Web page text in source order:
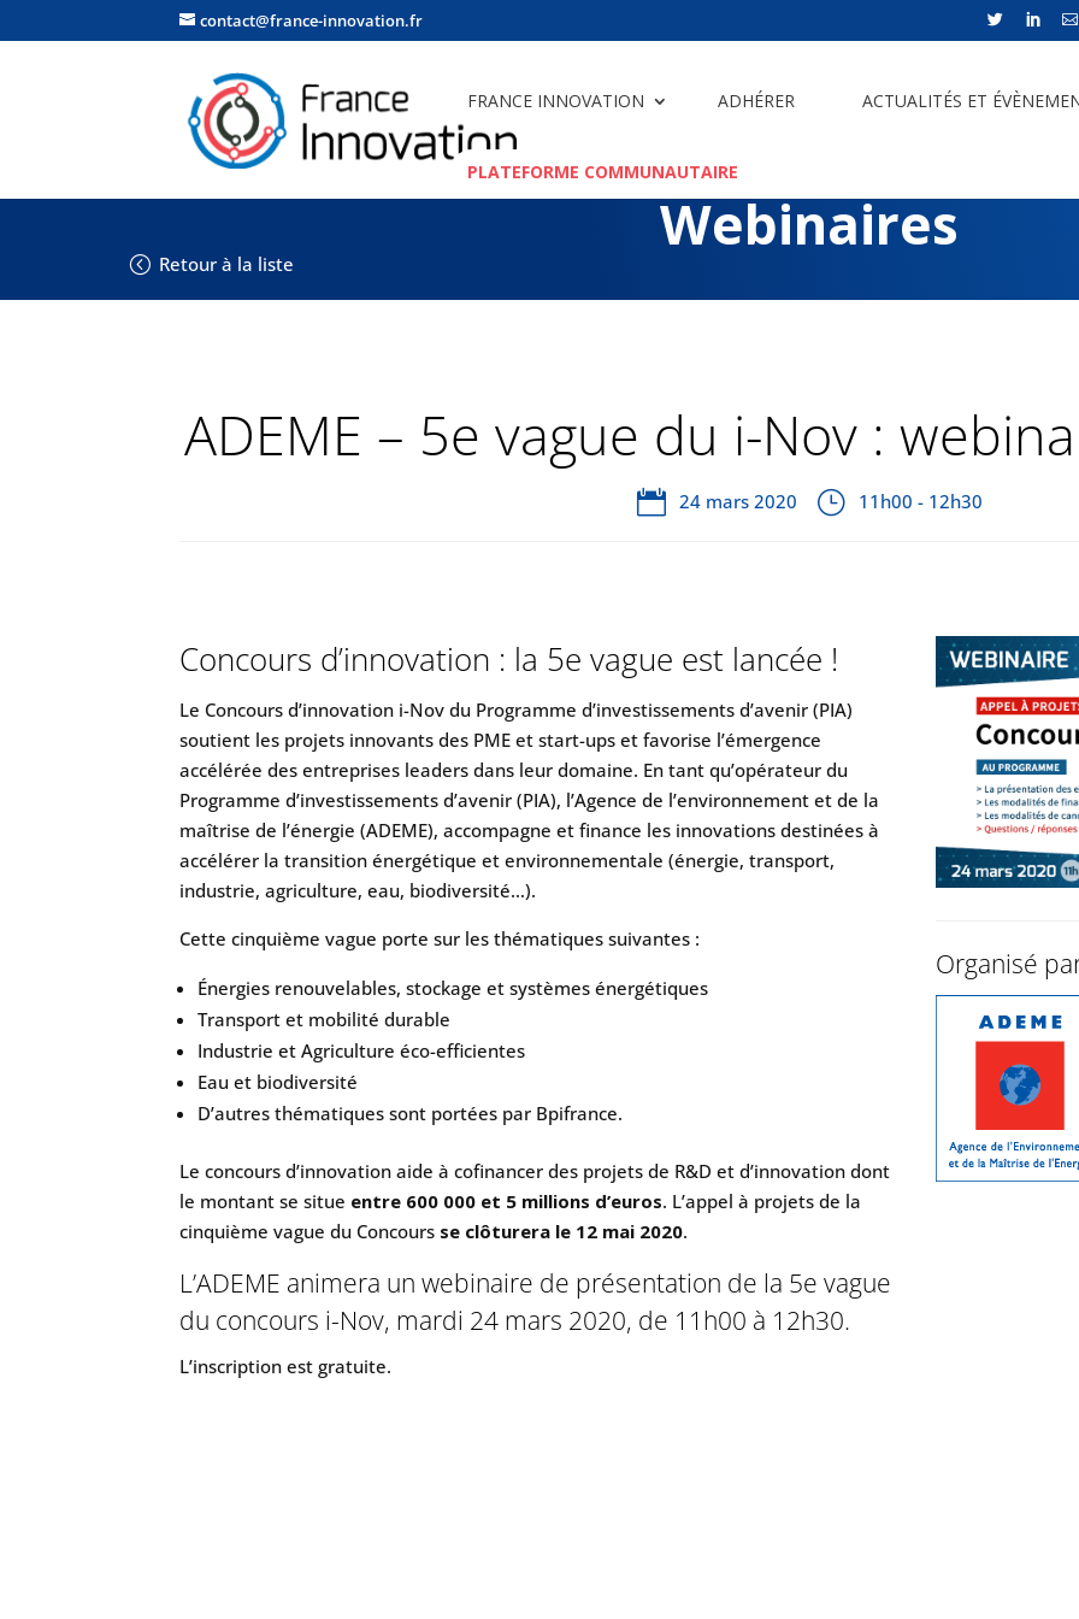
contact@france-innovation.fr   
FRANCE INNOVATION ADHÉRER ACTUALITÉS ET
PLATEFORME COMMUNAUTAIRE
Webinaires
Retour à la liste
ADEME – 5e vague du i-Nov :
24 mars 2020 11h00 - 12h30
Concours d’innovation : la 5e vague est lancée !
Le Concours d’innovation i-Nov du Programme d’investissements d’avenir (PIA)
soutient les projets innovants des PME et start-ups et favorise l’émergence
accélérée des entreprises leaders dans leur domaine. En tant qu’opérateur du
Programme d’investissements d’avenir (PIA), l’Agence de l’environnement et de la
maîtrise de l’énergie (ADEME), accompagne et finance les innovations destinées à
accélérer la transition énergétique et environnementale (énergie, transport,
industrie, agriculture, eau, biodiversité…).
Cette cinquième vague porte sur les thématiques suivantes :
Énergies renouvelables, stockage et systèmes énergétiques
Transport et mobilité durable
Industrie et Agriculture éco-efficientes
Eau et biodiversité
D’autres thématiques sont portées par Bpifrance.
Le concours d’innovation aide à cofinancer des projets de R&D et d’innovation dont
le montant se situe entre 600 000 et 5 millions d’euros. L’appel à projets de la
cinquième vague du Concours se clôturera le 12 mai 2020.
L’ADEME animera un webinaire de présentation de la 5e vague
du concours i-Nov, mardi 24 mars 2020, de 11h00 à 12h30.
L’inscription est gratuite.
Organisé